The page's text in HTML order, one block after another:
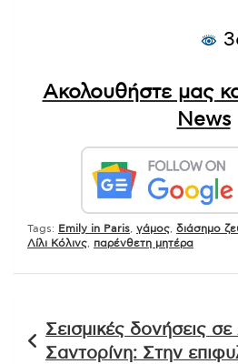
Ακολουθήστε μας
News
Tags: Emily in Paris γάμος διάσημο
Λίλι Κόλινς
παρένθετη μητέρα
άρθρων
Σεισμικές δονήσεις
Σαντορίνη: Στην